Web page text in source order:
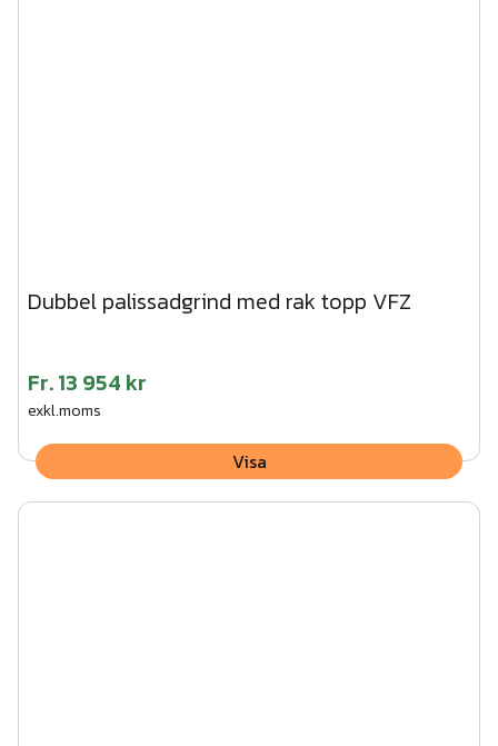
Dubbel palissadgrind med rak topp VFZ
Fr.13 954 kr
exkl.moms
Visa